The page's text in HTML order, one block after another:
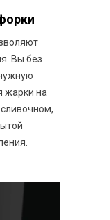
Вы без
жарки на